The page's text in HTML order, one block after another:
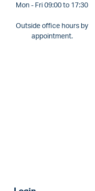
Mon - Fri 09:00 to 17:30
Outside office hours by
appointment.